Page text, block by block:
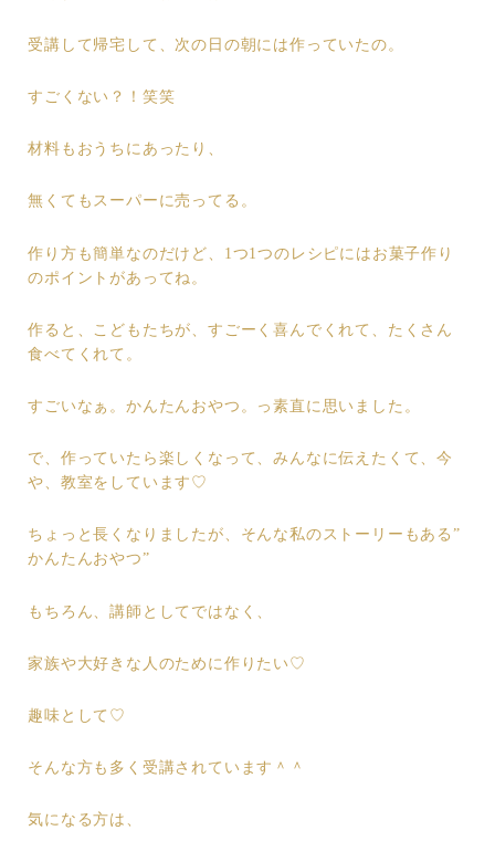
受講して帰宅して、次の日の朝には作っていたの。
すごくない？！笑笑
材料もおうちにあったり、
無くてもスーパーに売ってる。
作り方も簡単なのだけど、1つ1つのレシピにはお菓子作り
のポイントがあってね。
作ると、こどもたちが、すごーく喜んでくれて、たくさん
食べてくれて。
すごいなぁ。かんたんおやつ。っ素直に思いました。
で、作っていたら楽しくなって、みんなに伝えたくて、今
や、教室をしています♡
ちょっと長くなりましたが、そんな私のストーリーもある”
かんたんおやつ”
もちろん、講師としてではなく、
家族や大好きな人のために作りたい♡
趣味として♡
そんな方も多く受講されています＾＾
気になる方は、